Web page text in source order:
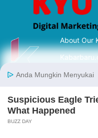
About Our
serta